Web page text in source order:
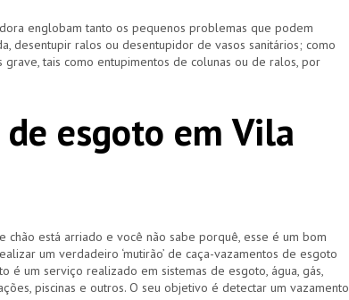
englobam tanto os pequenos problemas que podem
desentupir ralos ou desentupidor de vasos sanitários; como
tais como entupimentos de colunas ou de ralos, por
esgoto em Vila
chão está arriado e você não sabe porquê, esse é um bom
um verdadeiro ‘mutirão’ de caça-vazamentos de esgoto
é um serviço realizado em sistemas de esgoto, água, gás,
piscinas e outros. O seu objetivo é detectar um vazamento